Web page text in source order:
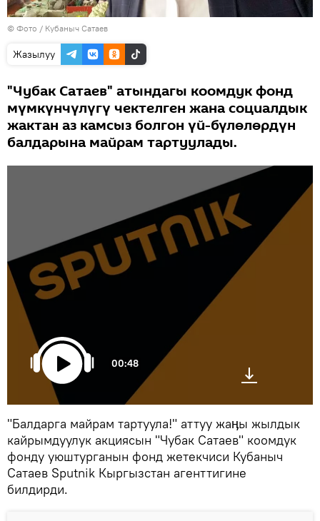
© Фото / Кубаныч Сатаев
Жазылуу
"Чубак Сатаев" атындагы коомдук фонд
мүмкүнчүлүгү чектелген жана социалдык
жактан аз камсыз болгон үй-бүлөлөрдүн
балдарына майрам тартуулады.
00:48
"Балдарга майрам тартуула!" аттуу жаӊы жылдык
кайрымдуулук акциясын "Чубак Сатаев" коомдук
фонду уюштурганын фонд жетекчиси Кубаныч
Сатаев Sputnik Кыргызстан агенттигине
билдирди.